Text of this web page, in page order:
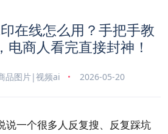
在线怎么用？手把手教
商人看完直接封神！
品图片|视频ai
2026-05-20
说一个很多人反复搜、反复踩坑